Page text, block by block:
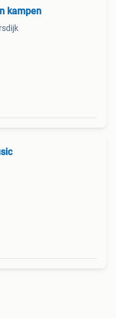
kampen